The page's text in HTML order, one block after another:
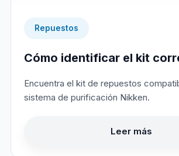
Repuestos
Cómo identificar el kit
Encuentra el kit de repuestos
sistema de purificación Nikken.
Leer más